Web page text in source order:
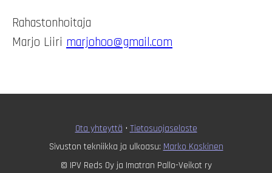
Rahastonhoitaja
Marjo Liiri marjohoo@gmail.com
Ota yhteyttä • Tietosuojaseloste
Sivuston tekniikka ja ulkoasu: Marko Koskinen
© IPV Reds Oy ja Imatran Pallo-Veikot ry